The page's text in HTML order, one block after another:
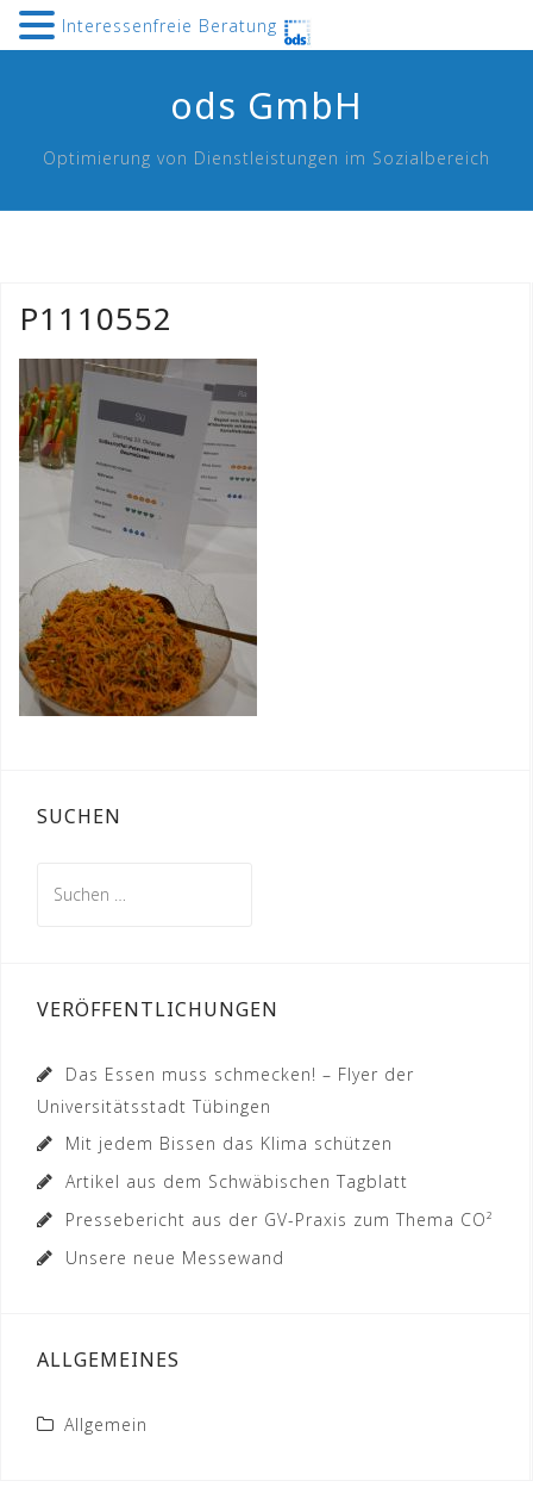
ods GmbH
Optimierung von Dienstleistungen im Sozialbereich
P1110552
SUCHEN
nach:
VERÖFFENTLICHUNGEN
Das Essen muss schmecken! – Flyer der
Universitätsstadt Tübingen
Mit jedem Bissen das Klima schützen
Artikel aus dem Schwäbischen Tagblatt
Pressebericht aus der GV-Praxis zum Thema CO²
Unsere neue Messewand
ALLGEMEINES
Allgemein
Interessenfreie Beratung